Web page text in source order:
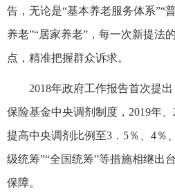
告，无论是“基本养老服务体系”“
养老”“居家养老”，每一次新提法
点，精准把握群众诉求。
2018年政府工作报告首次提
保险基金中央调剂制度，2019年
提高中央调剂比例至3．5％、4％
级统筹”“全国统筹”等措施相继出
保障。